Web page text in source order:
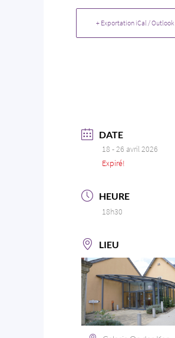
+ Exportation iCal / Outlook
DATE
18 - 26 avril 2026
Expiré!
HEURE
18h30
LIEU